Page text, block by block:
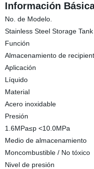
Información
No. de Modelo.
Stainless Steel Storage Tank
Función
Almacenamiento de
Aplicación
Líquido
Material
Acero inoxidable
Presión
1.6MPa≤p <10.0MPa
Medio de almacenamiento
Moncombustible / No tóxico
Nivel de presión